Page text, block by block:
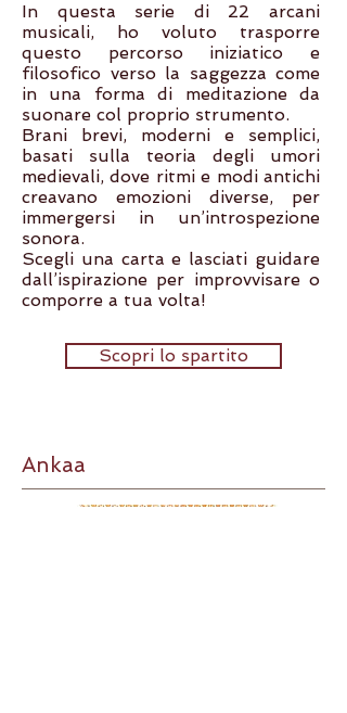
In questa serie di 22 arcani
musicali, ho voluto trasporre
questo percorso iniziatico e
filosofico verso la saggezza come
in una forma di meditazione da
suonare col proprio strumento.
Brani brevi, moderni e semplici,
basati sulla teoria degli umori
medievali, dove ritmi e modi antichi
creavano emozioni diverse, per
immergersi in un’introspezione
sonora.
Scegli una carta e lasciati guidare
dall’ispirazione per improvvisare o
comporre a tua volta!
Scopri lo spartito
Ankaa